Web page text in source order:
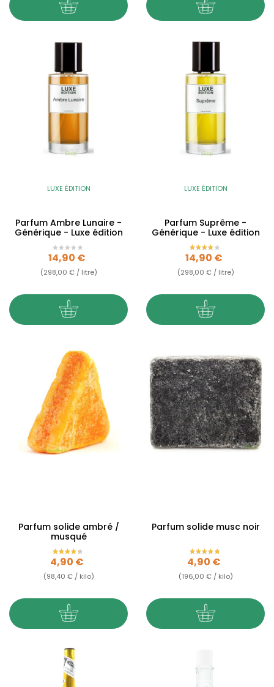
LUXE ÉDITION
Parfum Ambre Lunaire -
Générique - Luxe édition
Prix
14,90 €
(298,00 € / litre)
LUXE ÉDITION
Parfum Suprême -
Générique - Luxe édition
Prix
14,90 €
(298,00 € / litre)
Parfum solide ambré /
musqué
Prix
4,90 €
(98,40 € / kilo)
Parfum solide musc noir
Prix
4,90 €
(196,00 € / kilo)